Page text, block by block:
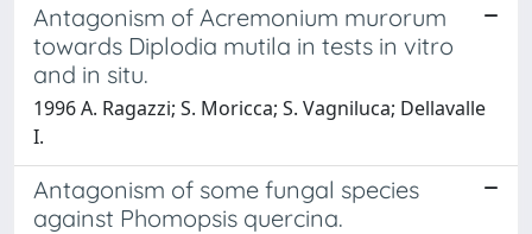
Antagonism of Acremonium murorum
towards Diplodia mutila in tests in vitro
and in situ.
1996 A. Ragazzi; S. Moricca; S. Vagniluca; Dellavalle
I.
Antagonism of some fungal species
against Phomopsis quercina.